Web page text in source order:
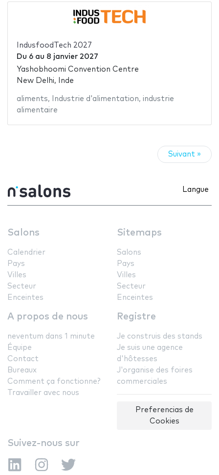
IndusfoodTech 2027
Du 6au 8 janvier 2027
Yashobhoomi Convention Centre
New Delhi, Inde
aliments, Industrie d'alimentation, industrie
alimentaire
Suivant »
Langue
Salons
Calendrier
Pays
Villes
Secteur
Enceintes
Sitemaps
Salons
Pays
Villes
Secteur
Enceintes
A propos de nous
neventum dans 1 minute
Équipe
Contact
Bureaux
Comment ça fonctionne?
Travailler avec nous
Registre
Je construis des stands
Je suis une agence
d'hôtesses
J'organise des foires
commerciales
Preferencias de
Cookies
Suivez-nous sur